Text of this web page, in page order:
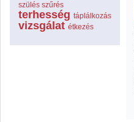
szülés szűrés
terhesség táplálkozás
vizsgálat étkezés